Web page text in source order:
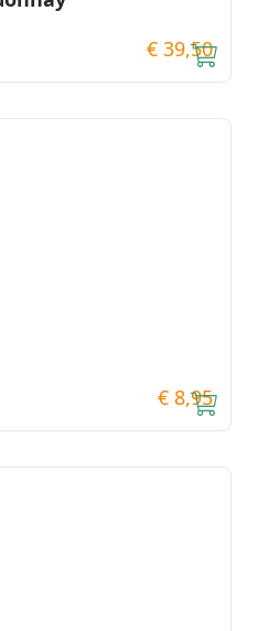
€ 39,50
€ 8,95